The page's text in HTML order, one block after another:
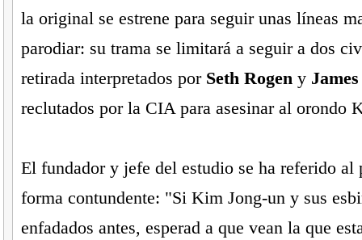
la original se estrene para seguir unas líneas
parodiar: su trama se limitará a seguir a dos
retirada interpretados por Seth Rogeny
reclutados por la CIA para asesinar al orondo
El fundador y jefe del estudio se ha referido al
forma contundente: "Si Kim Jong-un y sus
enfadados antes, esperad a que vean la que